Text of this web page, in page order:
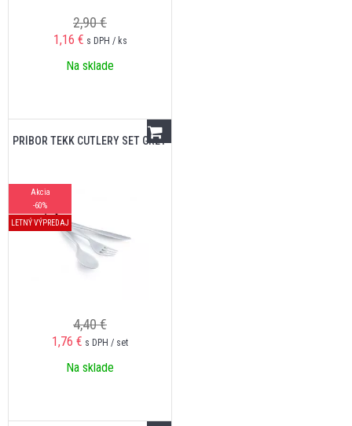
2,90 €
1,16 € s DPH / ks
Na sklade
PRÍBOR TEKK CUTLERY SET GREY
Akcia
-60%
LETNÝ VÝPREDAJ
4,40 €
1,76 € s DPH / set
Na sklade